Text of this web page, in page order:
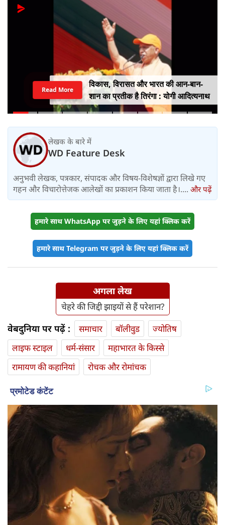
विकास, विरासत और भारत की आन-बान-
शान का प्रतीक है तिरंगा : योगी आदित्यनाथ
Read More
लेखक के बारे में
WD Feature Desk
अनुभवी लेखक, पत्रकार, संपादक और विषय-विशेषज्ञों द्वारा लिखे गए
गहन और विचारोत्तेजक आलेखों का प्रकाशन किया जाता है।.... और पढ़ें
हमारे साथ WhatsApp पर जुड़ने के लिए यहां क्लिक करें
हमारे साथ Telegram पर जुड़ने के लिए यहां क्लिक करें
अगला लेख
चेहरे की जिद्दी झाइयों से हैं परेशान?
वेबदुनिया पर पढ़ें : समाचार बॉलीवुड
ज्योतिष
लाइफ स्‍टाइल
धर्म-संसार
महाभारत के किस्से
रामायण की कहानियां
रोचक और रोमांचक